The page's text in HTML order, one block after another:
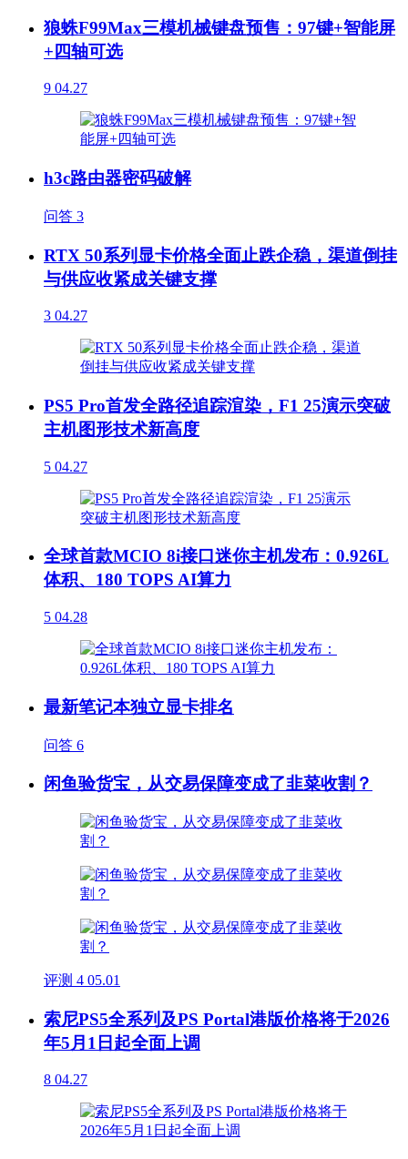
狼蛛F99Max三模机械键盘预售：97键+智能屏
+四轴可选
9 04.27
h3c路由器密码破解
问答 3
RTX 50系列显卡价格全面止跌企稳，渠道倒挂
与供应收紧成关键支撑
3 04.27
PS5 Pro首发全路径追踪渲染，F1 25演示突破
主机图形技术新高度
5 04.27
全球首款MCIO 8i接口迷你主机发布：0.926L
体积、180 TOPS AI算力
5 04.28
最新笔记本独立显卡排名
问答 6
闲鱼验货宝，从交易保障变成了韭菜收割？
评测 4 05.01
索尼PS5全系列及PS Portal港版价格将于2026
年5月1日起全面上调
8 04.27